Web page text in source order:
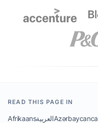
READ THIS PAGE IN
AfrikaansالعربيةAzərbaycanca